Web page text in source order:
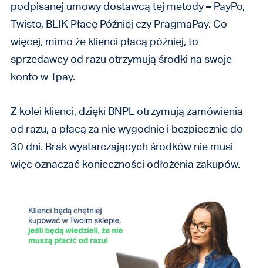
podpisanej umowy dostawcą tej metody – PayPo,
Twisto, BLIK Płacę Później czy PragmaPay. Co
więcej, mimo że klienci płacą później, to
sprzedawcy od razu otrzymują środki na swoje
konto w Tpay.
Z kolei klienci, dzięki BNPL otrzymują zamówienia
od razu, a płacą za nie wygodnie i bezpiecznie do
30 dni. Brak wystarczających środków nie musi
więc oznaczać konieczności odłożenia zakupów.